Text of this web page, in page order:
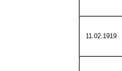
11.02.1919